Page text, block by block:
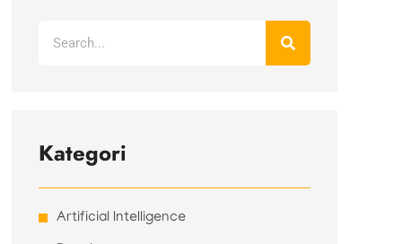
Kategori
Artificial Intelligence